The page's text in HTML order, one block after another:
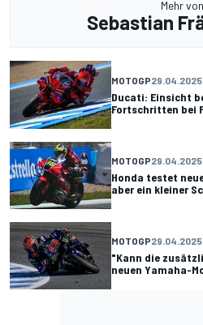
Mehr von
Sebastian
MOTOGP29.04.2025
Ducati: Einsicht
Fortschritten bei
MOTOGP29.04.2025
Honda testet
aber ein kleiner
MOTOGP29.04.2025
"Kann die
neuen Yamaha-